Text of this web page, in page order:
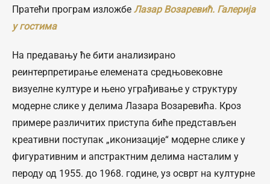
Пратећи програм изложбе Лазар Возаревић. Галерија
у гостима
На предавању ће бити анализирано
реинтерпретирање елемената средњовековне
визуелне културе и њено уграђивање у структуру
модерне слике у делима Лазара Возаревића. Кроз
примере различитих приступа биће представљен
креативни поступак „иконизације“ модерне слике у
фигуративним и апстрактним делима насталим у
пероду од 1955. до 1968. године, уз осврт на културне